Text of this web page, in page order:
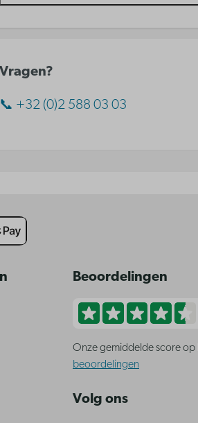
Vragen?
📞 +32 (0)2 588 03 03
Beoordelingen
Onze gemiddelde score op
beoordelingen
Volg ons